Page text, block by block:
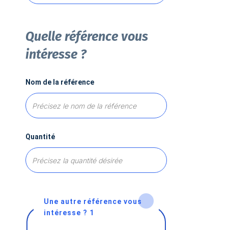
Quelle référence vous
intéresse ?
Nom de la référence
Quantité
Une autre référence vous
intéresse ? 1